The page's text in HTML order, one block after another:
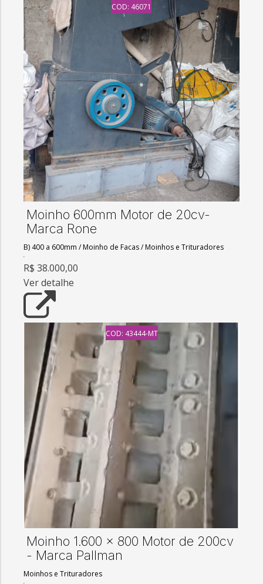
COD: 46071
Moinho 600mm Motor de 20cv-
Marca Rone
B) 400 a 600mm /Moinho de Facas/Moinhos e Trituradores
R$ 38.000,00
Ver detalhe
COD: 43444-MT
Moinho 1.600 x 800 Motor de 200cv
- Marca Pallman
Moinhos e Trituradores